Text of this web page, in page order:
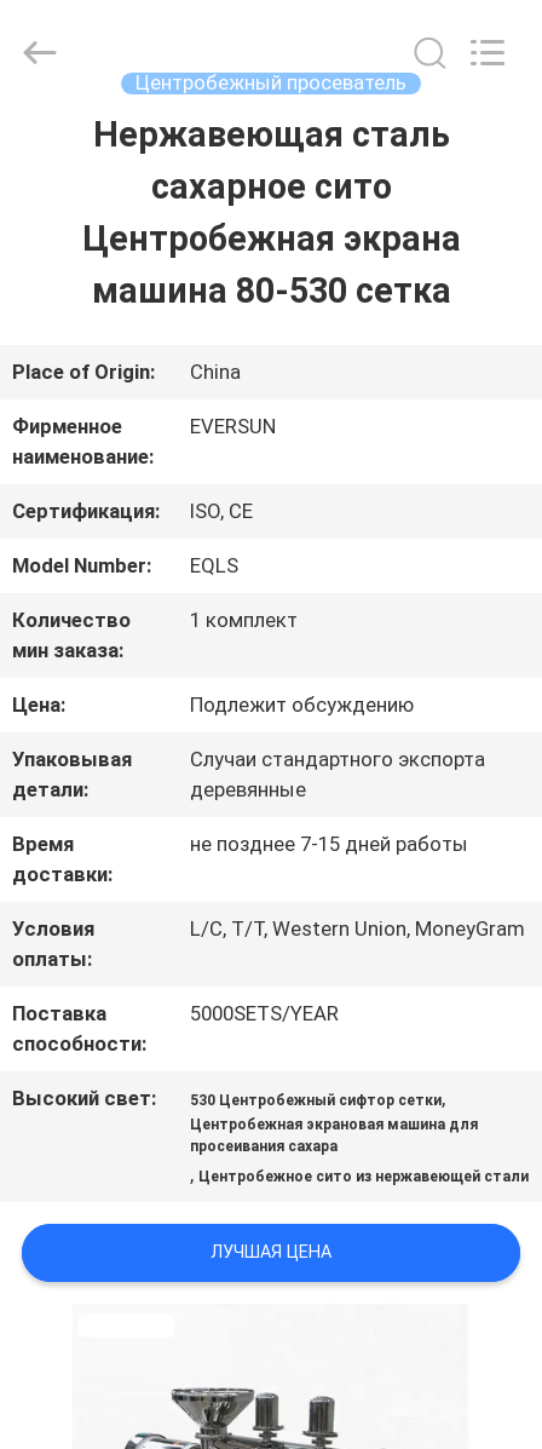
ПРОДУКТЫ
ШОУ
О
НАС
ПУТЕШЕСТВИЕ
ФАБРИКИ
ПРОВЕРКА
КАЧЕСТВА
СВЯЖИТЕСЬ
МЫ
СПРОСИТЕ
ЦИТАТУ
ПОЛИТИКА
(Henan)
Центробежный просеватель
Нержавеющая сталь
сахарное сито
Центробежная экрана
машина 80-530 сетка
Place of Origin: China
Фирменное
наименование:
EVERSUN
Сертификация: ISO, CE
Model Number: EQLS
Количество
мин заказа:
1 комплект
Цена: Подлежит обсуждению
Упаковывая
детали:
Случаи стандартного экспорта
деревянные
Время
доставки:
не позднее 7-15 дней работы
Условия
оплаты:
L/C, T/T, Western Union, MoneyGram
Поставка
способности:
5000SETS/YEAR
Высокий свет: 530 Центробежный сифтор сетки,
Центробежная экрановая машина для
просеивания сахара
, Центробежное сито из нержавеющей стали
ЛУЧШАЯ ЦЕНА